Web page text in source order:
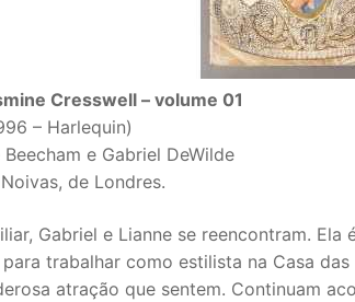
Cresswell – volume 01
– Harlequin)
e Gabriel DeWilde
de Londres.
Gabriel e Lianne se reencontram.
trabalhar como estilista na Casa
atração que sentem. Continuam